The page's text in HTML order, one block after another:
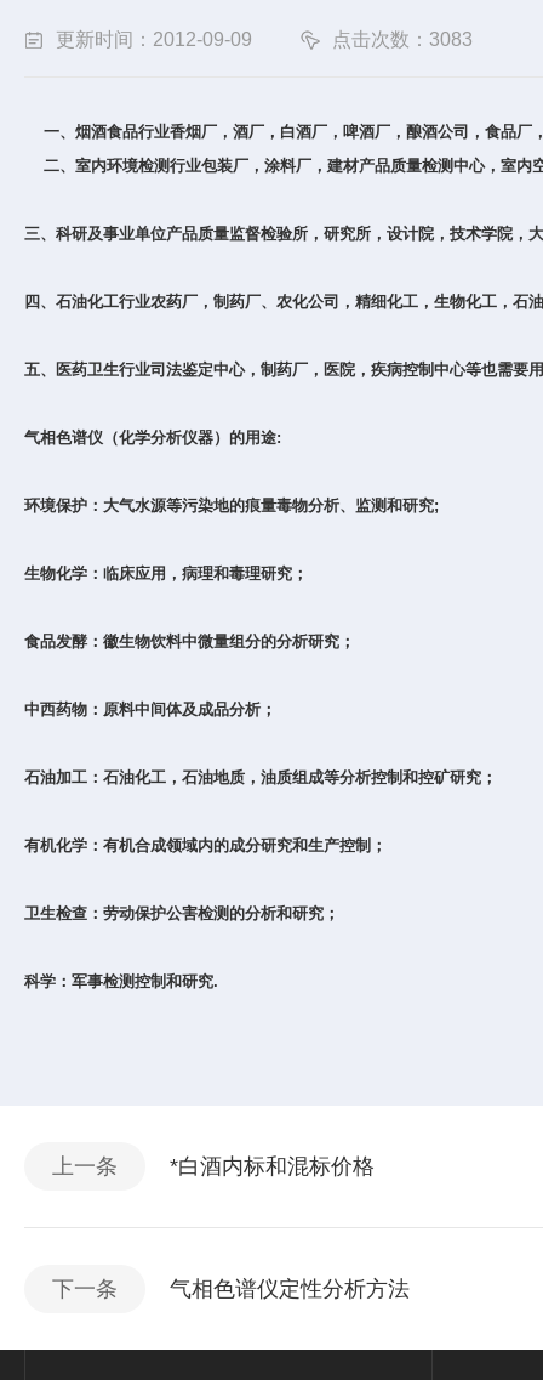
更新时间：2012-09-09 点击次数：3083
一、烟酒食品行业香烟厂，酒厂，白酒厂，啤酒厂，酿酒公司，食品
二、室内环境检测行业包装厂，涂料厂，建材产品质量检测中心，室内
三、科研及事业单位产品质量监督检验所，研究所，设计院，技术学院
四、石油化工行业农药厂，制药厂、农化公司，精细化工，生物化工，
五、医药卫生行业司法鉴定中心，制药厂，医院，疾病控制中心等也需要
气相色谱仪（化学分析仪器）的用途:
环境保护：大气水源等污染地的痕量毒物分析、监测和研究;
生物化学：临床应用，病理和毒理研究；
食品发酵：徽生物饮料中微量组分的分析研究；
中西药物：原料中间体及成品分析；
石油加工：石油化工，石油地质，油质组成等分析控制和控矿研究；
有机化学：有机合成领域内的成分研究和生产控制；
卫生检查：劳动保护公害检测的分析和研究；
科学：军事检测控制和研究.
上一条 *白酒内标和混标价格
下一条 气相色谱仪定性分析方法